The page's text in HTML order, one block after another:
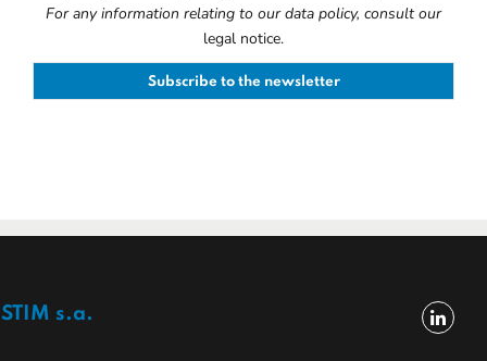
For any information relating to our data policy, consult our
legal notice.
s.a.